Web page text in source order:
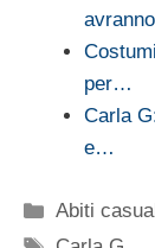
per…
Carla
e…
Categorie
Abiti casual
Tag